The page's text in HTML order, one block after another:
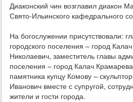
Диаконский чин возглавил диакон
Свято-Ильинского кафедрального
На богослужении присутствовали:
городского поселения – город
Николаевич, заместитель главы
поселения – город Калач
памятника купцу Комову –
Иванович вместе с супругой,
жители и гости города.